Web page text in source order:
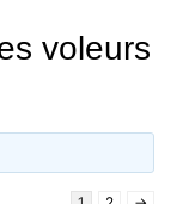
voleurs